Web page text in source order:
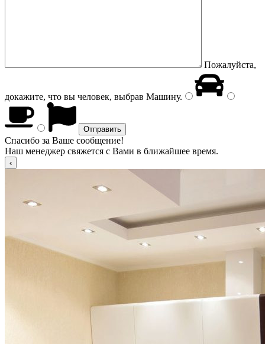
Пожалуйста,
докажите, что вы человек, выбрав Машину.
Спасибо за Ваше сообщение!
Наш менеджер свяжется с Вами в ближайшее время.